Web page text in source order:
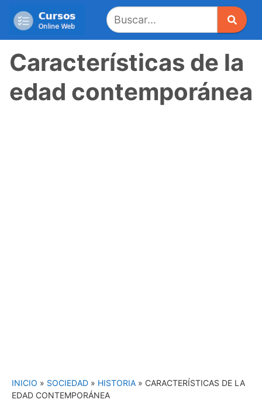
Características de la
edad contemporánea
INICIO » SOCIEDAD » HISTORIA » CARACTERÍSTICAS DE LA
EDAD CONTEMPORÁNEA